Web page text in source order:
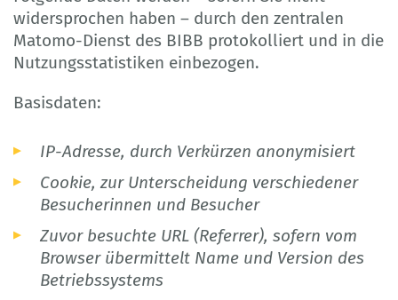
widersprochen haben – durch den zentralen
Matomo-Dienst des BIBB protokolliert und in die
Nutzungsstatistiken einbezogen.
Basisdaten:
IP-Adresse, durch Verkürzen anonymisiert
Cookie, zur Unterscheidung verschiedener
Besucherinnen und Besucher
Zuvor besuchte URL (Referrer), sofern vom
Browser übermittelt Name und Version des
Betriebssystems